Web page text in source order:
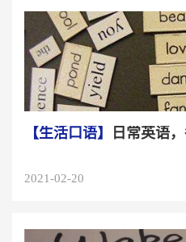
【生活口语】 日常英语，各种日
2021-02-20